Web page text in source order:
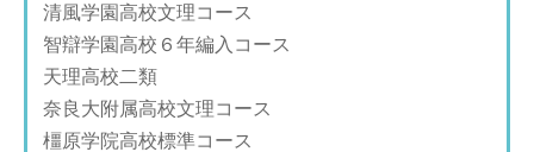
清風学園高校文理コース
智辯学園高校６年編入コース
天理高校二類
奈良大附属高校文理コース
橿原学院高校標準コース
教室情報